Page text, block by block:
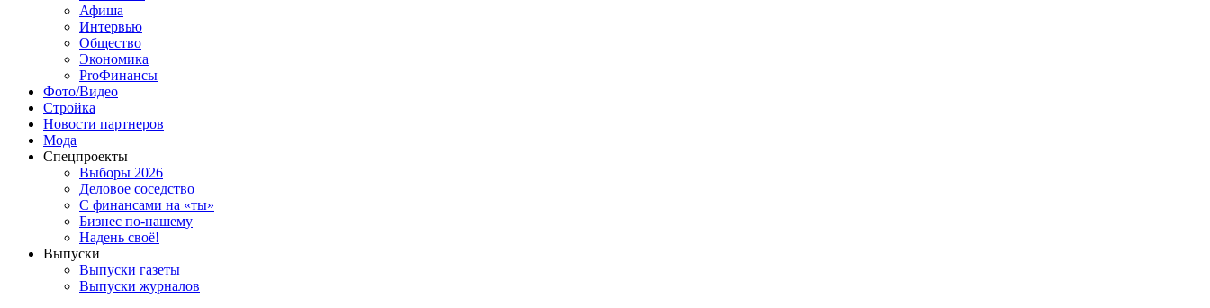
Афиша
Интервью
Общество
Экономика
ProФинансы
Фото/Видео
Стройка
Новости партнеров
Мода
Спецпроекты
Выборы 2026
Деловое соседство
С финансами на «ты»
Бизнес по-нашему
Надень своё!
Выпуски
Выпуски газеты
Выпуски журналов